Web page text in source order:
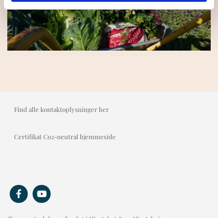
Find alle kontaktoplysninger her
Certifikat Co2-neutral hjemmeside